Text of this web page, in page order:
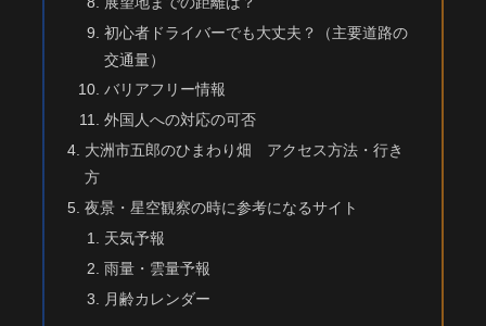
初心者ドライバーでも大丈夫？（主要道路の
交通量）
バリアフリー情報
外国人への対応の可否
大洲市五郎のひまわり畑 アクセス方法・行き
方
夜景・星空観察の時に参考になるサイト
天気予報
雨量・雲量予報
月齢カレンダー